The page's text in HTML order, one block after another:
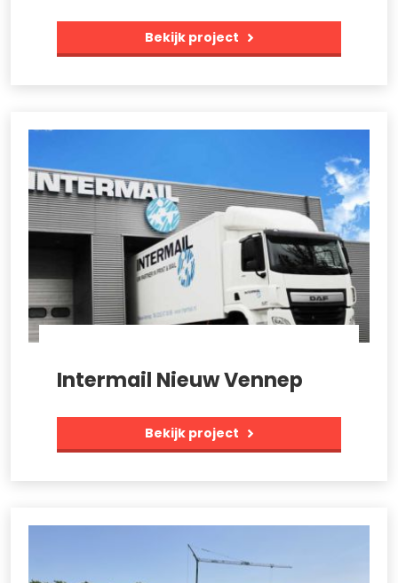
Bekijk project
Intermail Nieuw Vennep
Bekijk project